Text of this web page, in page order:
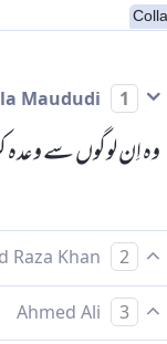
1
وہ اِن لوگوں سے
2
شیطان انہیں وعدے
3